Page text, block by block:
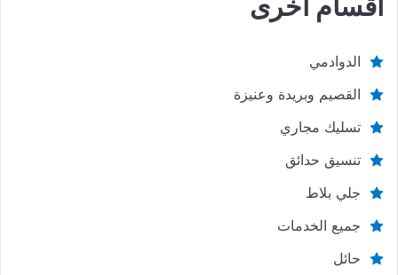
الدوادمي
القصيم وبريدة وعنيزة
تسليك مجاري
تنسيق حدائق
جلي بلاط
جميع الخدمات
حائل